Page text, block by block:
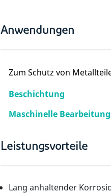
Anwendungen
Zum Schutz von
Beschichtung
Maschinelle
Leistungsvorteile
Lang anhaltender